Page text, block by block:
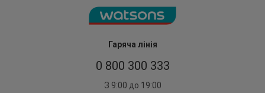
Гаряча лінія
0 800 300 333
З 9:00 до 19:00